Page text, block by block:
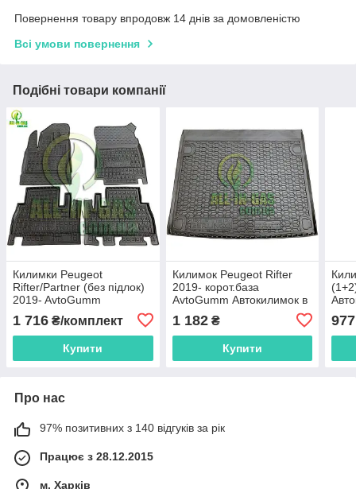
Повернення товару впродовж 14 днів за домовленістю
Всі умови повернення
Подібні товари компанії
Килимки Peugeot
Rifter/Partner (без підлок)
2019- AvtoGumm
Пежо Рифтер
1 716 ₴/комплект
Купити
Килимок Peugeot Rifter
2019- корот.база
AvtoGumm Автокилимок в
1 182₴
Купити
977
Про нас
97% позитивних з 140 відгуків за рік
Працює з 28.12.2015
м. Харків